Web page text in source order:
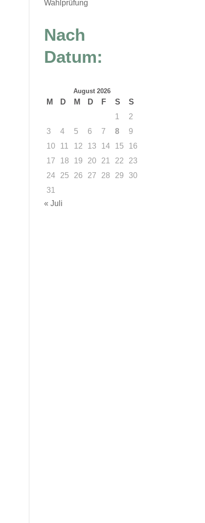
Wahlprüfung
Nach
Datum:
August 2026
M D M D F S
S
1
2
3
4 5 6 7 8
9
10
11 12 13 14 15
16
17
18 19 20 21 22
23
24
25 26 27 28 29
30
31
« Juli